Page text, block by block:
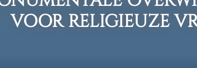
VOOR RELIGIEUZE